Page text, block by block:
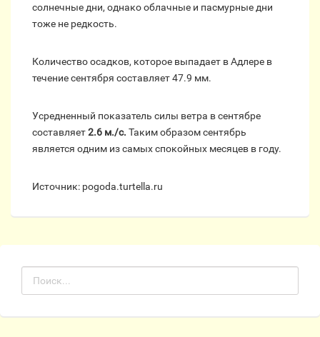
солнечные дни, однако облачные и пасмурные дни
тоже не редкость.
Количество осадков, которое выпадает в Адлере в
течение сентября составляет 47.9 мм.
Усредненный показатель силы ветра в сентябре
составляет2.6 м./с. Таким образом сентябрь
является одним из самых спокойных месяцев в году.
Источник: pogoda.turtella.ru